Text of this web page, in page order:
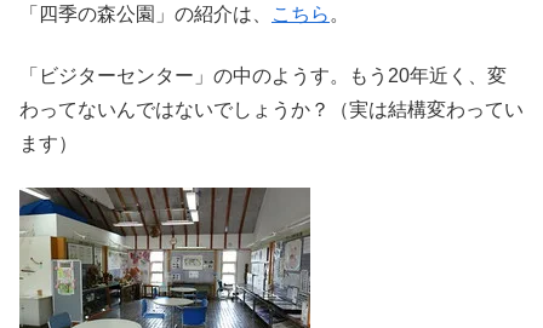
「四季の森公園」の紹介は、 こちら 。
「ビジターセンター」の中のようす。もう20年近く、変
わってないんではないでしょうか？（実は結構変わってい
ます）